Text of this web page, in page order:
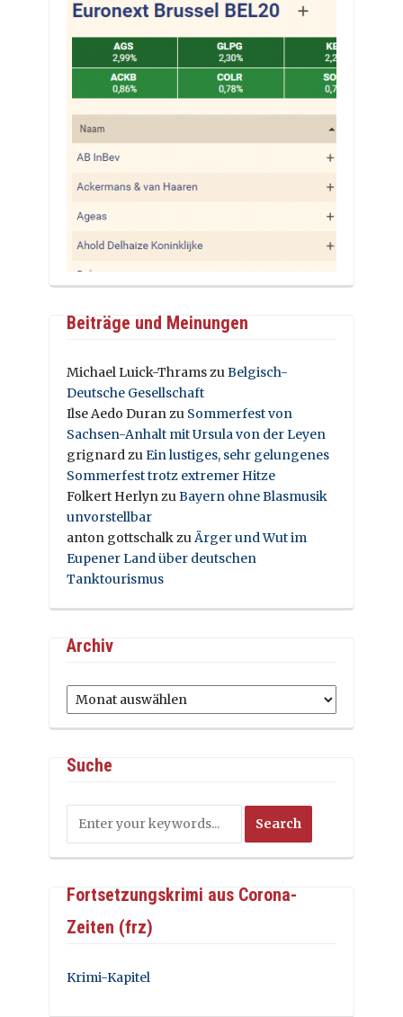
Beiträge und Meinungen
Michael Luick-ThramszuBelgisch-
Deutsche Gesellschaft
Ilse Aedo Duranzu Sommerfest von
Sachsen-Anhalt mit Ursula von der Leyen
grignardzuEin lustiges, sehr gelungenes
Sommerfest trotz extremer Hitze
Folkert HerlynzuBayern ohne Blasmusik
unvorstellbar
anton gottschalkzuÄrger und Wut im
Eupener Land über deutschen
Tanktourismus
Archiv
Archiv
Suche
Fortsetzungskrimi aus Corona-
Zeiten (frz)
Krimi-Kapitel